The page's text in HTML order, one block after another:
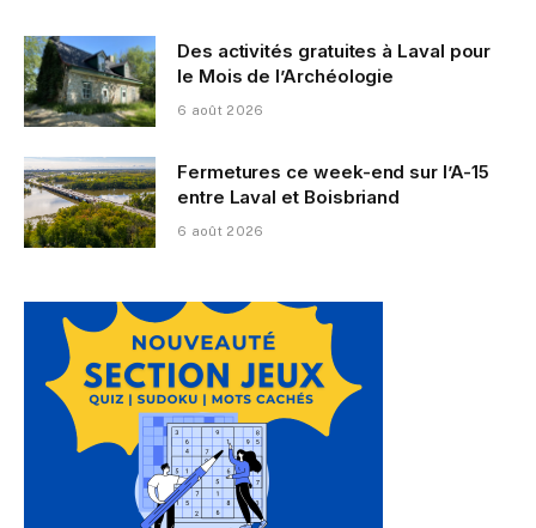
Des activités gratuites à Laval pour
le Mois de l’Archéologie
6 août 2026
Fermetures ce week-end sur l’A-15
entre Laval et Boisbriand
6 août 2026